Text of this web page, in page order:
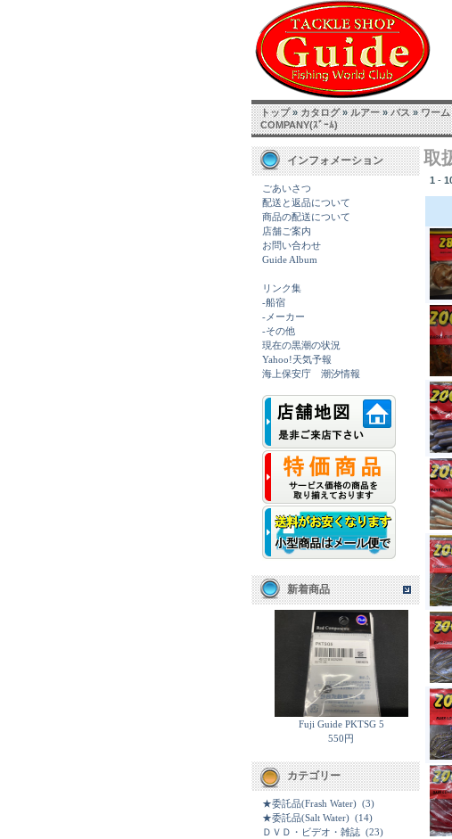
トップ»カタログ»ルアー»バス»ワーム
COMPANY(ｽﾞｰﾑ)
インフォメーション
ごあいさつ
配送と返品について
商品の配送について
店舗ご案内
お問い合わせ
Guide Album
リンク集
-船宿
-メーカー
-その他
現在の黒潮の状況
Yahoo!天気予報
海上保安庁 潮汐情報
新着商品
Fuji Guide PKTSG 5
550円
カテゴリー
★委託品(Frash Water) (3)
★委託品(Salt Water) (14)
ＤＶＤ・ビデオ・雑誌 (23)
取
1 -